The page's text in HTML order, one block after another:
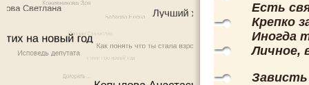
Есть
Крепко
Иногда
Личное,